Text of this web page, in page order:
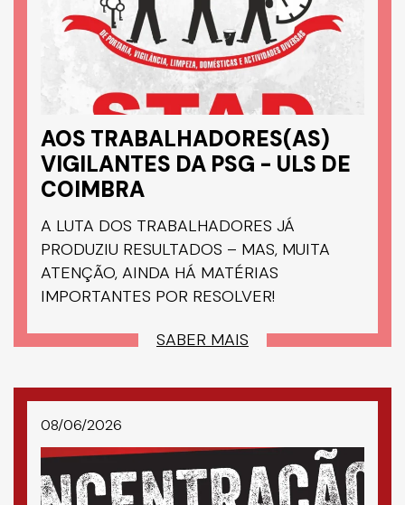
AOS TRABALHADORES(AS)
VIGILANTES DA PSG - ULS DE
COIMBRA
A LUTA DOS TRABALHADORES JÁ
PRODUZIU RESULTADOS – MAS, MUITA
ATENÇÃO, AINDA HÁ MATÉRIAS
IMPORTANTES POR RESOLVER!
SABER MAIS
08/06/2026